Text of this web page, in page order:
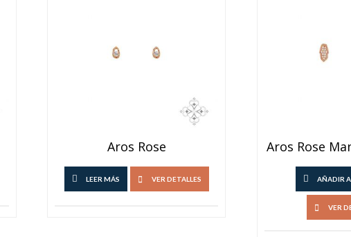
Aros Rose
LEER MÁS VER DETALLES
Aros Rose
AÑADIR
VER